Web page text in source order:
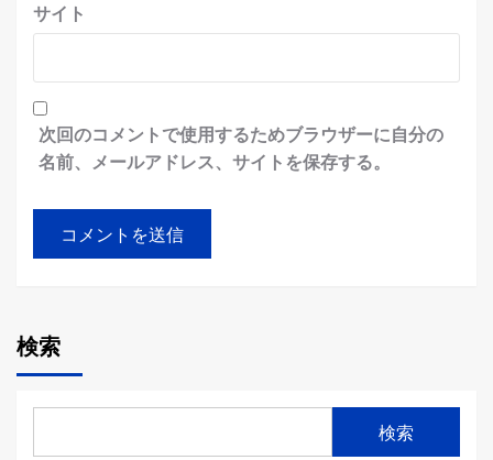
サイト
次回のコメントで使用するためブラウザーに自分の
名前、メールアドレス、サイトを保存する。
検索
検索